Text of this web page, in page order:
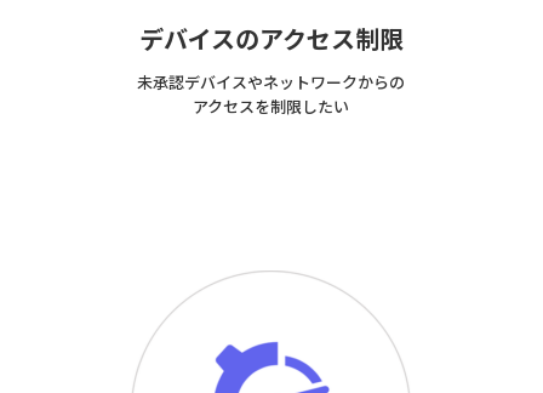
デバイスのアクセス制限
未承認デバイスやネットワークからの
アクセスを制限したい